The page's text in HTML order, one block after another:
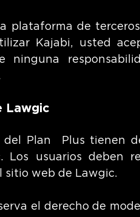
plataforma de
Kajabi, usted
ninguna
Lawgic
del Plan Plus tienen
Los usuarios deben
sitio web de Lawgic.
el derecho de